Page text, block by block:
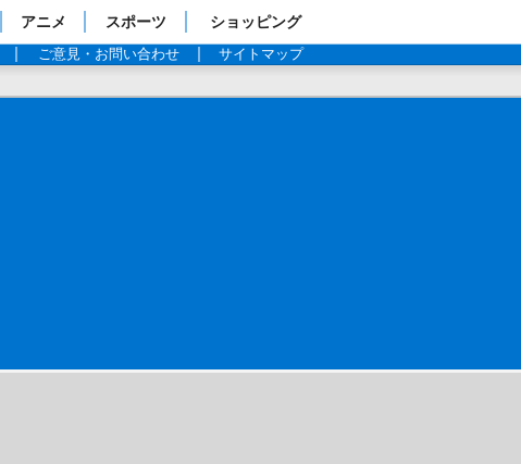
アニメ スポーツ ショッピング
ご意見・お問い合わせ サイトマップ